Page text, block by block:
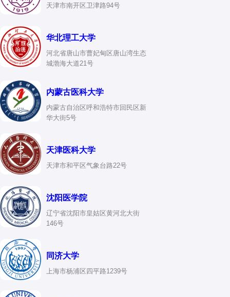
天津市南开区卫津路94号
华北理工大学
河北省唐山市曹妃甸区唐山湾生态
城渤海大道21号
内蒙古医科大学
内蒙古自治区呼和浩特市回民区新
华大街5号
天津医科大学
天津市和平区气象台路22号
沈阳医学院
辽宁省沈阳市皇姑区黄河北大街
146号
同济大学
上海市杨浦区四平路1239号